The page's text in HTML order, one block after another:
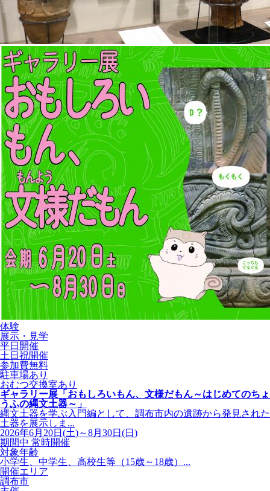
体験
展示・見学
平日開催
土日祝開催
参加費無料
駐車場あり
おむつ交換室あり
ギャラリー展「おもしろいもん、文様だもん～はじめてのちょ
うふの縄文土器～」
縄文土器を学ぶ入門編として、調布市内の遺跡から発見された
土器を展示しま...
2026年6月20日(土)～8月30日(日)
期間中 常時開催
対象年齢
小学生、中学生、高校生等（15歳～18歳）...
開催エリア
調布市